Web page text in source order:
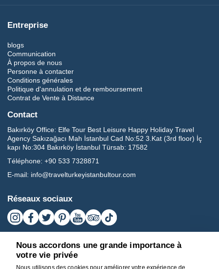
Entreprise
blogs
Communication
À propos de nous
Personne à contacter
Conditions générales
Politique d'annulation et de remboursement
Contrat de Vente à Distance
Contact
Bakırköy Office: Elfe Tour Best Leisure Happy Holiday Travel
Agency Sakızağacı Mah İstanbul Cad No:52 3.Kat (3rd floor) İç
kapı No:304 Bakırköy İstanbul Türsab: 17582
Téléphone: +90 533 7328871
E-mail: info@travelturkeyistanbultour.com
Réseaux sociaux
Nous accordons une grande importance à
votre vie privée
Nous utilisons des cookies pour améliorer votre expérience de